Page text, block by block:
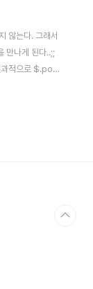
않는다. 그래서
만나게 된다..;;
과적으로 $.post
는다고 정의